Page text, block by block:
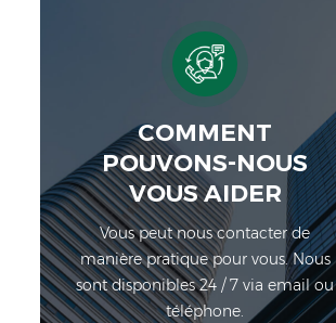
COMMENT
POUVONS-NOUS
VOUS AIDER
Vous peut nous contacter de
manière pratique pour vous. Nous
sont disponibles 24 / 7 via email ou
téléphone.